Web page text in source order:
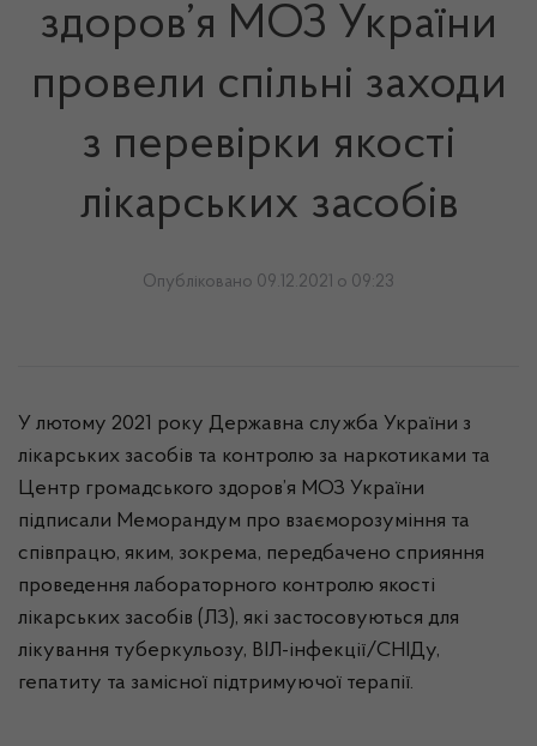
здоров’я МОЗ України
провели спільні заходи
з перевірки якості
лікарських засобів
Опубліковано 09.12.2021 о 09:23
У лютому 2021 року Державна служба України з
лікарських засобів та контролю за наркотиками та
Центр громадського здоров’я МОЗ України
підписали Меморандум про взаєморозуміння та
співпрацю, яким, зокрема, передбачено сприяння
проведення лабораторного контролю якості
лікарських засобів (ЛЗ), які застосовуються для
лікування туберкульозу, ВІЛ-інфекції/СНІДу,
гепатиту та замісної підтримуючої терапії.